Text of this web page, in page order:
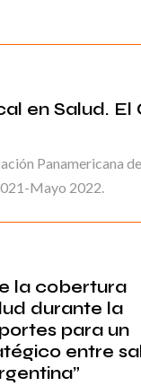
en Salud. El
Panamericana
Mayo 2022.
la cobertura
durante la
para un
entre